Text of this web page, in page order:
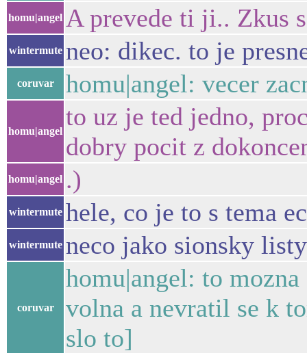
homu|angel A prevede ti ji.. Zkus
wintermute neo: dikec. to je
coruvar homu|angel: vecer
homu|angel
to uz je ted jedno,
dobry pocit z
homu|angel .)
wintermute hele, co je to s tema
wintermute neco jako sionsky
coruvar
homu|angel: to
volna a nevratil se k
slo to]